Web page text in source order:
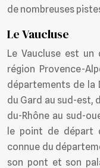
de nombreuses
Le Vaucluse
Le Vaucluse est
région Provence-
départements de la
du Gard au sud-est,
du-Rhône au sud-
le point de départ
connue du
son pont et son